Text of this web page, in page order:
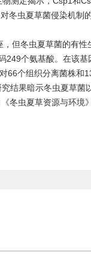
冬虫夏草菌侵染机制
但冬虫夏草菌的有性
249个氨基酸。在该基
66个组织分离菌株和
结果暗示冬虫夏草菌
冬虫夏草资源与环境》